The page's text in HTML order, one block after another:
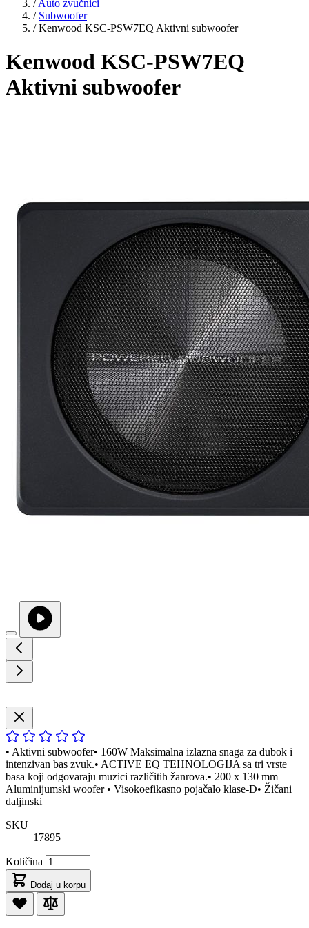
/ Auto zvučnici
/ Subwoofer
/ Kenwood KSC-PSW7EQ Aktivni subwoofer
Kenwood KSC-PSW7EQ
Aktivni subwoofer
• Aktivni subwoofer• 160W Maksimalna izlazna snaga za dubok i
intenzivan bas zvuk.• ACTIVE EQ TEHNOLOGIJA sa tri vrste
basa koji odgovaraju muzici različitih žanrova.• 200 x 130 mm
Aluminijumski woofer • Visokoefikasno pojačalo klase-D• Žičani
daljinski
SKU
17895
Količina
Dodaj u korpu